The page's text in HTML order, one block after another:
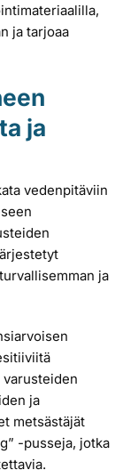
ja tarjoaa
ja
vedenpitäviin
ja
varusteiden
ja
metsästäjät
-pusseja, jotka